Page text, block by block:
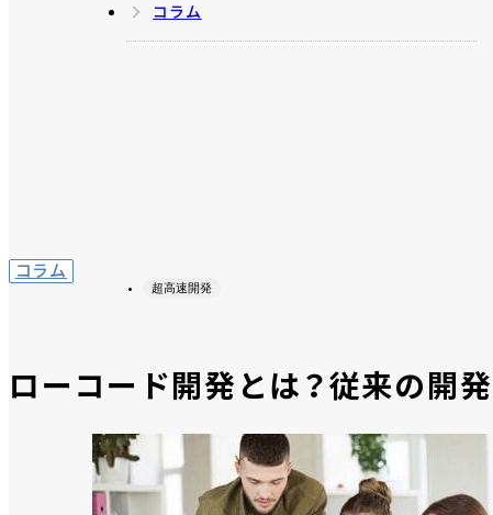
コラム
コラム
超高速開発
ローコード開発とは？従来の開